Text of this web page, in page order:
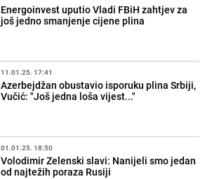
Energoinvest uputio Vladi FBiH zahtjev za
još jedno smanjenje cijene plina
11.01.25. 17:41
Azerbejdžan obustavio isporuku plina Srbiji,
Vučić: "Još jedna loša vijest..."
01.01.25. 18:50
Volodimir Zelenski slavi: Nanijeli smo jedan
od najtežih poraza Rusiji